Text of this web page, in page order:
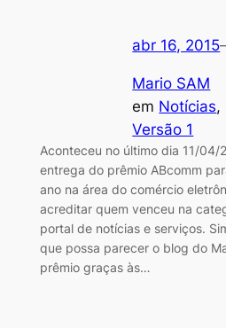
abr 16, 2015
Mario SAM
em Notícias
Versão 1
Aconteceu no último dia 11/04/
entrega do prêmio ABcomm
ano na área do comércio
acreditar quem venceu na
portal de notícias e serviços.
que possa parecer o blog do
prêmio graças às…